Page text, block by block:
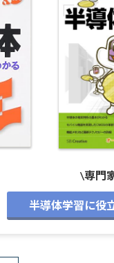
\専門
半導体学習に役